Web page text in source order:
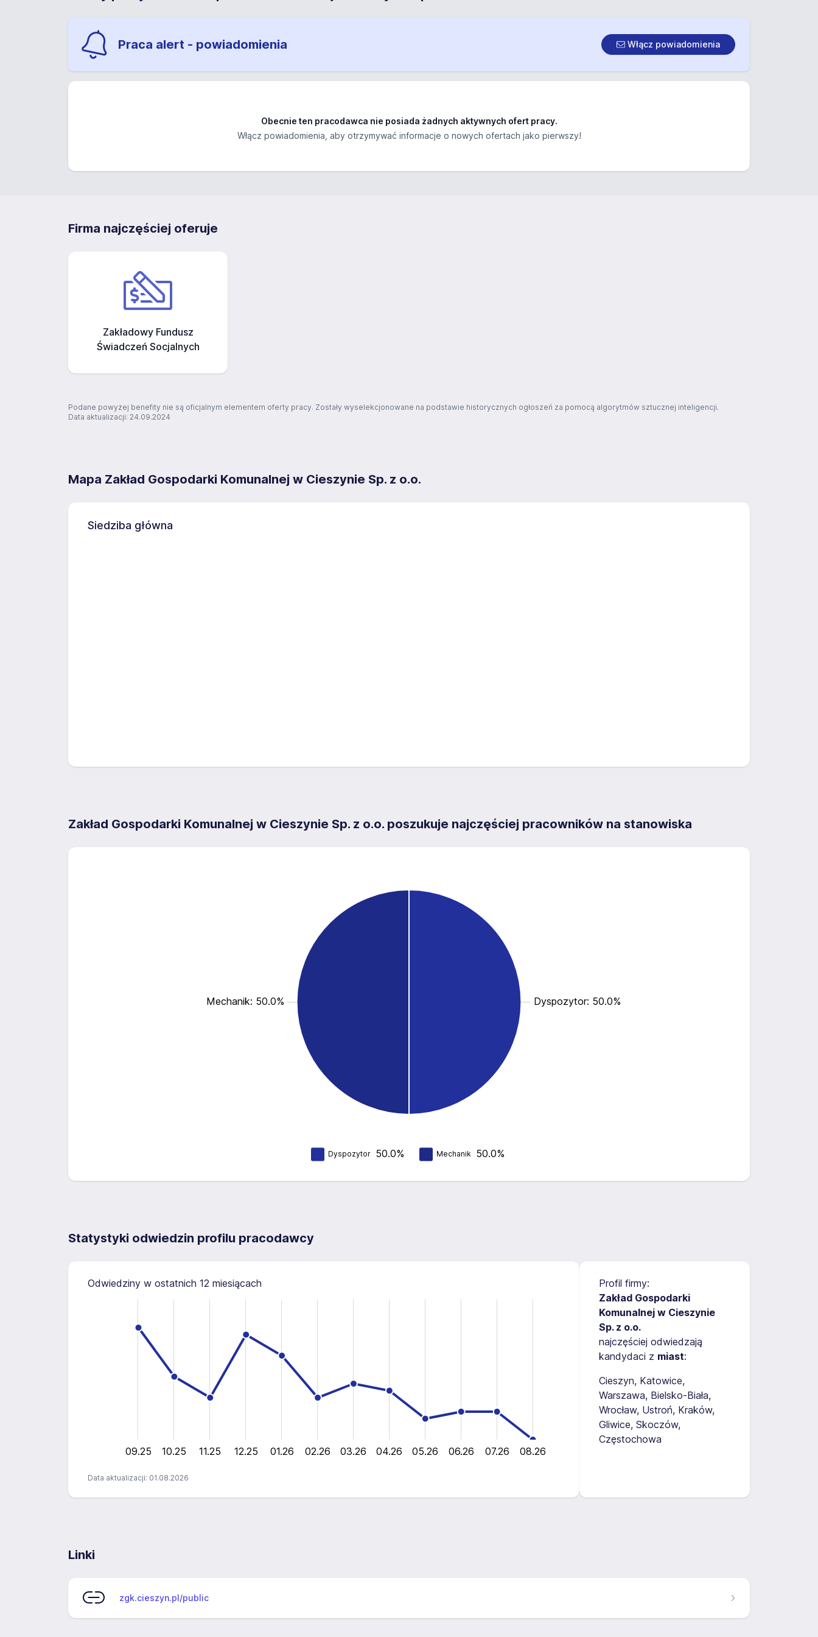
Praca alert - powiadomienia Włącz powiadomienia
Obecnie ten pracodawca nie posiada żadnych aktywnych ofert pracy.
Włącz powiadomienia, aby otrzymywać informacje o nowych ofertach jako pierwszy!
Firma najczęściej oferuje
Zakładowy Fundusz
Świadczeń Socjalnych
Podane powyżej benefity nie są oficjalnym elementem oferty pracy. Zostały wyselekcjonowane na podstawie historycznych ogłoszeń za pomocą algorytmów sztucznej inteligencji.
Data aktualizacji: 24.09.2024
Mapa Zakład Gospodarki Komunalnej w Cieszynie Sp. z o.o.
Siedziba główna
Zakład Gospodarki Komunalnej w Cieszynie Sp. z o.o. poszukuje najczęściej pracowników na stanowiska
Dyspozytor: 50.0%
Mechanik: 50.0%
Dyspozytor 50.0% Mechanik 50.0%
Statystyki odwiedzin profilu pracodawcy
Odwiedziny w ostatnich 12 miesiącach
09.25 10.25 11.25 12.25 01.26 02.26 03.26 04.26 05.26 06.26 07.26 08.26
Data aktualizacji: 01.08.2026
Profil firmy:
Zakład Gospodarki
Komunalnej w Cieszynie
Sp. z o.o.
najczęściej odwiedzają
kandydaci z miast:
Cieszyn Katowice
Warszawa Bielsko-Biała
Wrocław Ustroń Kraków
Gliwice Skoczów
Częstochowa
Linki
zgk.cieszyn.pl/public